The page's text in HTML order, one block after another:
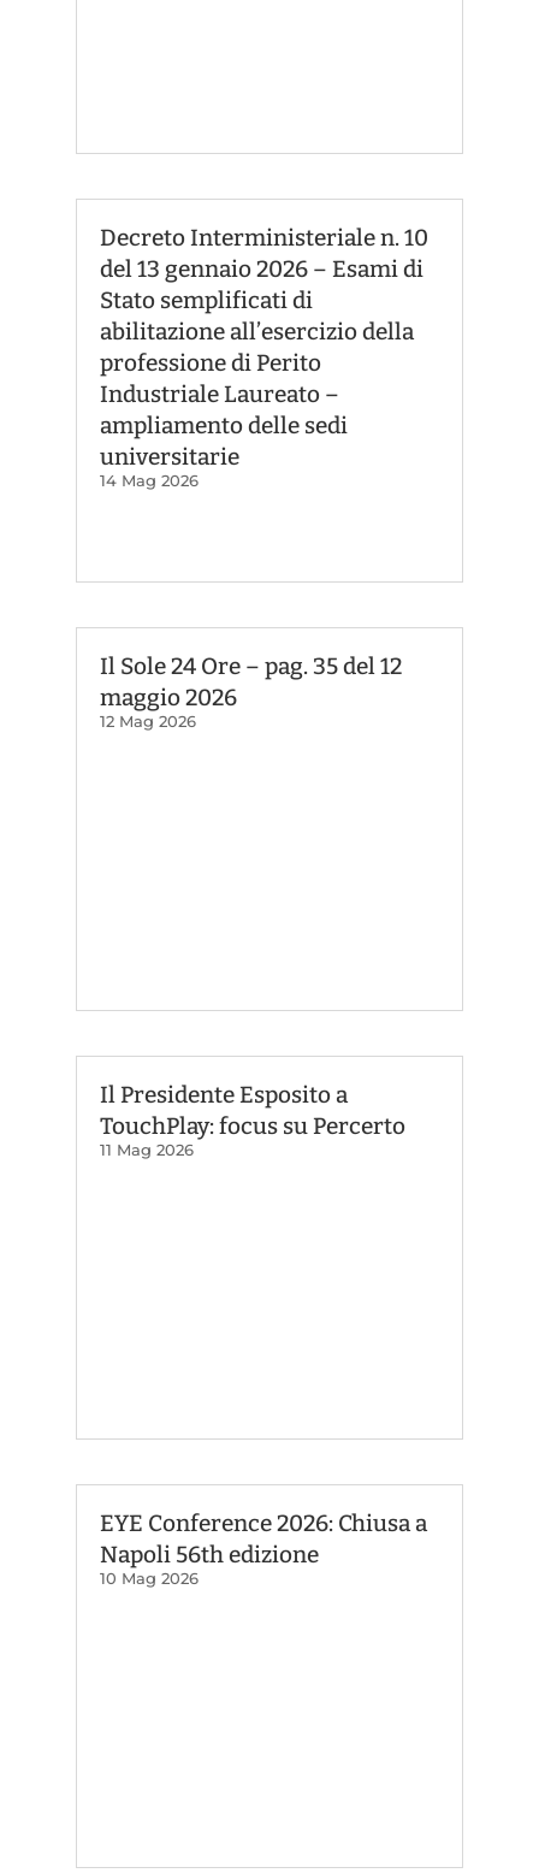
Decreto Interministeriale n. 10
del 13 gennaio 2026 – Esami di
Stato semplificati di
abilitazione all’esercizio della
professione di Perito
Industriale Laureato –
ampliamento delle sedi
universitarie
14 Mag 2026
Il Sole 24 Ore – pag. 35 del 12
maggio 2026
12 Mag 2026
Il Presidente Esposito a
TouchPlay: focus su Percerto
11 Mag 2026
EYE Conference 2026: Chiusa a
Napoli 56th edizione
10 Mag 2026